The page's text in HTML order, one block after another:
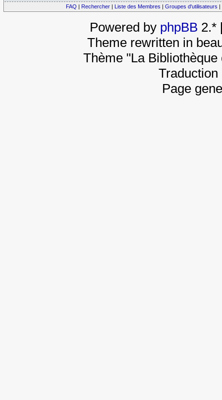
FAQ | Rechercher | Liste des Membres | Groupes d'utilisateurs |
Powered by phpBB 2.*
Theme rewritten in
Thème "La
Page